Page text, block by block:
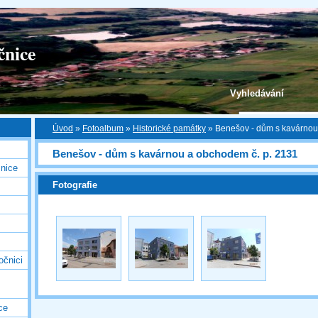
Vyhledávání
Úvod » Fotoalbum » Historické památky » Benešov - dům s
Benešov - dům s kavárnou a obchodem č. p. 2131
Fotografie